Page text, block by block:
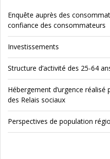
Enquête auprès des
confiance des consommateurs
Investissements
Structure d’activité des 25-64
Hébergement d’urgence
des Relais sociaux
Perspectives de population